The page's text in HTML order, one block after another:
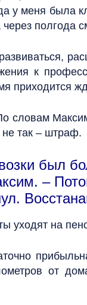
у меня была
полгода
к
приходится
словам
не так – штраф.
был
–
уходят на
от